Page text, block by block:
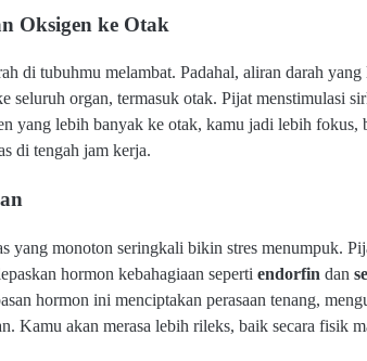
Oksigen ke Otak
di tubuhmu melambat. Padahal, aliran darah yang
seluruh organ, termasuk otak. Pijat menstimulasi
yang lebih banyak ke otak, kamu jadi lebih fokus,
di tengah jam kerja.
yang monoton seringkali bikin stres menumpuk.
hormon kebahagiaan seperti endorfin dan
hormon ini menciptakan perasaan tenang,
Kamu akan merasa lebih rileks, baik secara fisik